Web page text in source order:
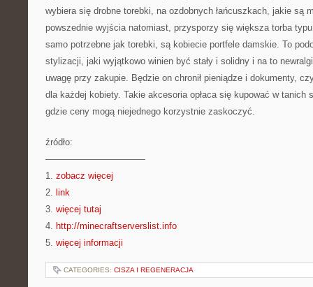
wybiera się drobne torebki, na ozdobnych łańcuszkach, jakie są
powszednie wyjścia natomiast, przysporzy się większa torba
samo potrzebne jak torebki, są kobiecie portfele damskie. To
stylizacji, jaki wyjątkowo winien być stały i solidny i na to
uwagę przy zakupie. Będzie on chronił pieniądze i dokumenty,
dla każdej kobiety. Takie akcesoria opłaca się kupować w tanich
gdzie ceny mogą niejednego korzystnie zaskoczyć.
źródło:
———————————
1. zobacz więcej
2. link
3. więcej tutaj
4. http://minecraftserverslist.info
5. więcej informacji
CATEGORIES: CISZA I REGENERACJA